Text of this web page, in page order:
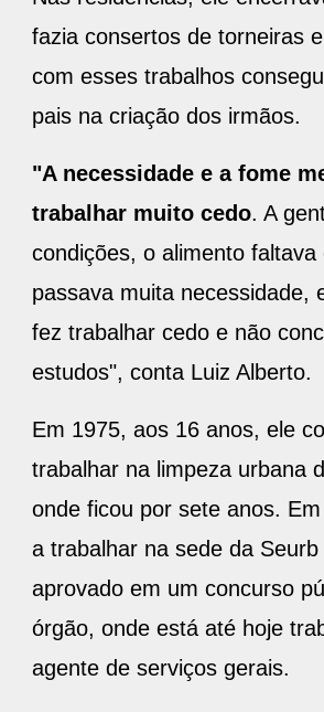
fazia consertos de torneiras
com esses trabalhos
pais na criação dos irmãos.
"A necessidade e a fome
trabalhar muito cedo. A
condições, o alimento faltava
passava muita necessidade,
fez trabalhar cedo e não
estudos", conta Luiz Alberto.
Em 1975, aos 16 anos, ele
trabalhar na limpeza urbana
onde ficou por sete anos.
a trabalhar na sede da
aprovado em um concurso
órgão, onde está até hoje
agente de serviços gerais.